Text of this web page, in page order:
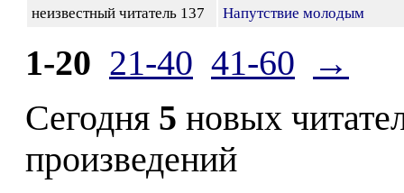
неизвестный читатель 137
Напутствие молодым
1-20 21-40 41-60
→
Сегодня 5 новых
произведений